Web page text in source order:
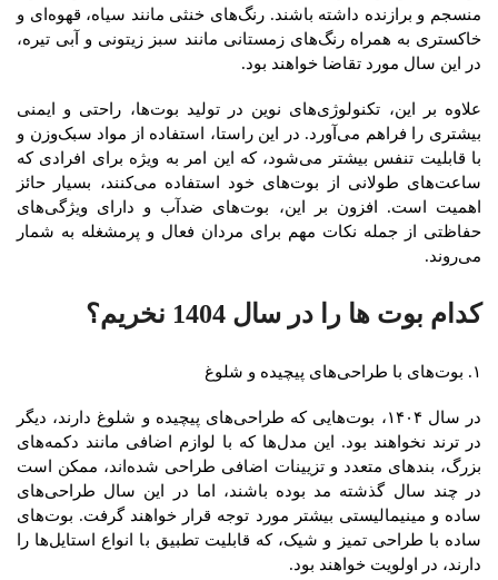
منسجم و برازنده داشته باشند. رنگ‌های خنثی مانند سیاه، قهوه‌ای و
خاکستری به همراه رنگ‌های زمستانی مانند سبز زیتونی و آبی تیره،
در این سال مورد تقاضا خواهند بود.
علاوه بر این، تکنولوژی‌های نوین در تولید بوت‌ها، راحتی و ایمنی
بیشتری را فراهم می‌آورد. در این راستا، استفاده از مواد سبک‌وزن و
با قابلیت تنفس بیشتر می‌شود، که این امر به ویژه برای افرادی که
ساعت‌های طولانی از بوت‌های خود استفاده می‌کنند، بسیار حائز
اهمیت است. افزون بر این، بوت‌های ضدآب و دارای ویژگی‌های
حفاظتی از جمله نکات مهم برای مردان فعال و پرمشغله به شمار
می‌روند.
کدام بوت ها را در سال 1404 نخریم؟
۱. بوت‌های با طراحی‌های پیچیده و شلوغ
در سال ۱۴۰۴، بوت‌هایی که طراحی‌های پیچیده و شلوغ دارند، دیگر
در ترند نخواهند بود. این مدل‌ها که با لوازم اضافی مانند دکمه‌های
بزرگ، بندهای متعدد و تزیینات اضافی طراحی شده‌اند، ممکن است
در چند سال گذشته مد بوده باشند، اما در این سال طراحی‌های
ساده و مینیمالیستی بیشتر مورد توجه قرار خواهند گرفت. بوت‌های
ساده با طراحی تمیز و شیک، که قابلیت تطبیق با انواع استایل‌ها را
دارند، در اولویت خواهند بود.